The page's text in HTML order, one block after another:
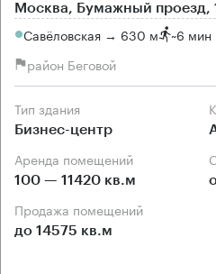
Москва, Бумажный проезд,
Савёловская → 630 м ~6 мин
район Беговой
Тип здания
Бизнес-центр
Аренда помещений
100 — 11420 кв.м
Продажа помещений
до 14575 кв.м